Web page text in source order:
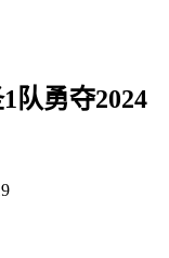
队勇夺2024